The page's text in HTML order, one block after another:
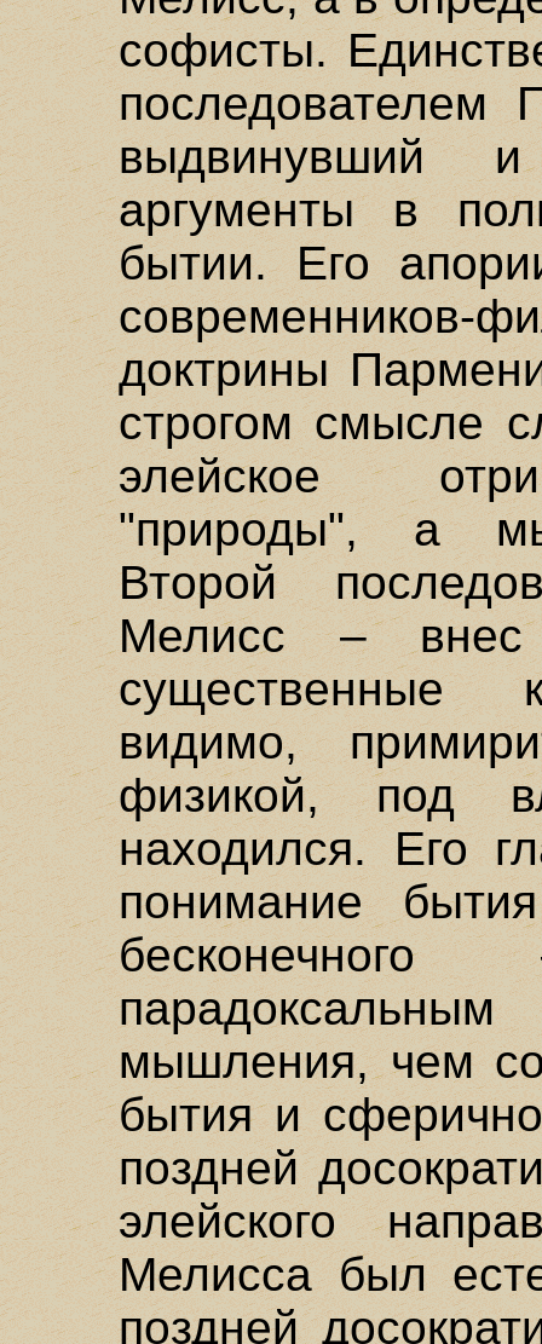
софисты.
последователем
выдвинувший
аргументы в
бытии. Его
современников-
доктрины
строгом смысле
элейское
"природы", а
Второй
Мелисс – внес
существенные
видимо,
физикой, под
находился. Его
понимание
мышления, чем
бытия и
поздней
элейского
Мелисса был
поздней